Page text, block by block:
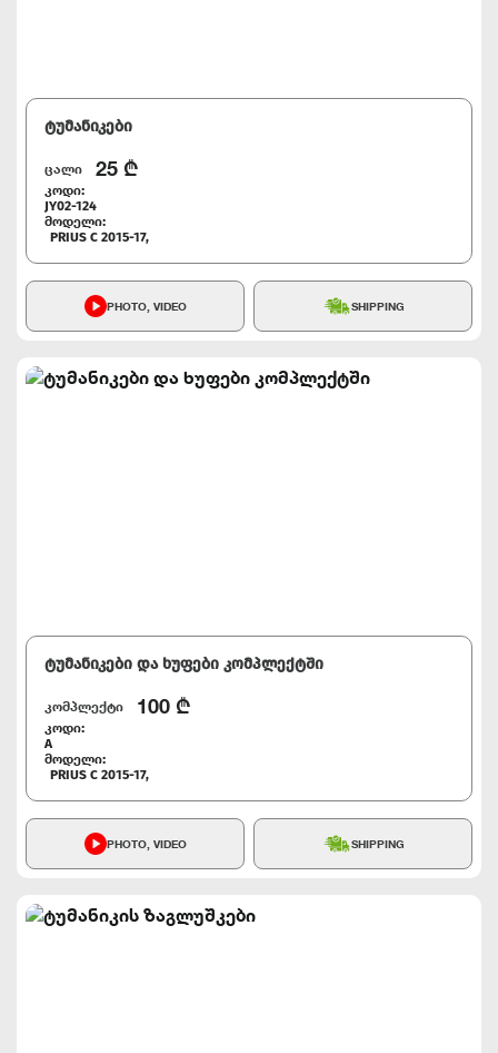
ტუმანიკები
ცალი 25 ₾
კოდი:
JY02-124
მოდელი:
PRIUS C 2015-17,
PHOTO, VIDEO SHIPPING
ტუმანიკები და ხუფები კომპლექტში
კომპლექტი 100 ₾
კოდი:
A
მოდელი:
PRIUS C 2015-17,
PHOTO, VIDEO SHIPPING